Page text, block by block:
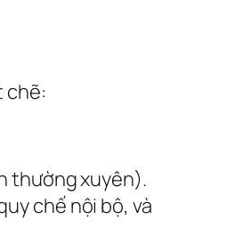
chẽ:
thường xuyên).
chế nội bộ, và